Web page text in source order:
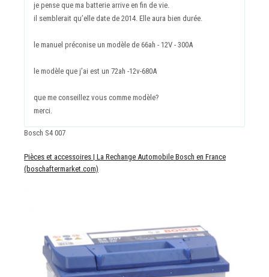
je pense que ma batterie arrive en fin de vie.
il semblerait qu’elle date de 2014. Elle aura bien durée.
le manuel préconise un modèle de 66ah - 12V - 300A
le modèle que j’ai est un 72ah -12v-680A
que me conseillez vous comme modèle?
merci.
Bosch S4 007
Pièces et accessoires | La Rechange Automobile Bosch en France
(boschaftermarket.com)